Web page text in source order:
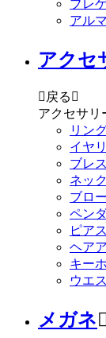
ブレ
アル
アクセ
戻る 
アクセサリ
リン
イヤ
ブレ
ネッ
ブロ
ペン
ピアス
ヘア
キー
ウエ
メガネ